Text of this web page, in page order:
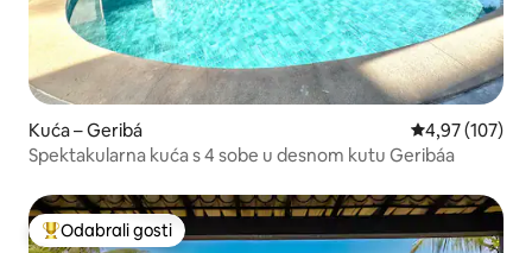
Kuća – Geribá Prosječna
4,97 (107)
Spektakularna kuća s 4 sobe u desnom kutu Geribáa
Među najviše rangiranima s oznakom „Odabrali gosti”
Odabrali gosti